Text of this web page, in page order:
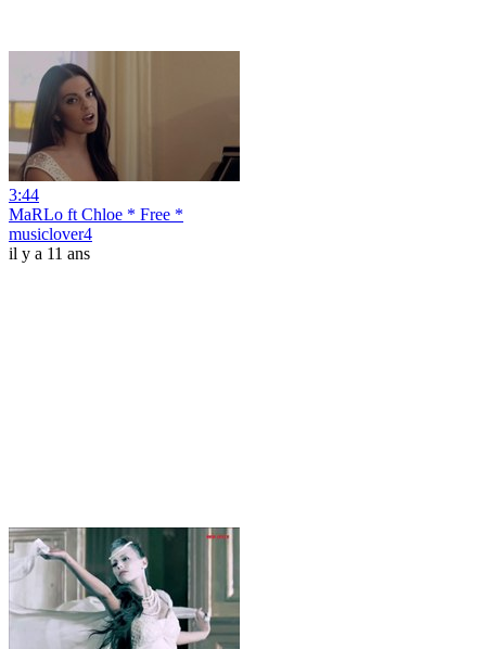
3:44
MaRLo ft Chloe * Free *
musiclover4
il y a 11 ans